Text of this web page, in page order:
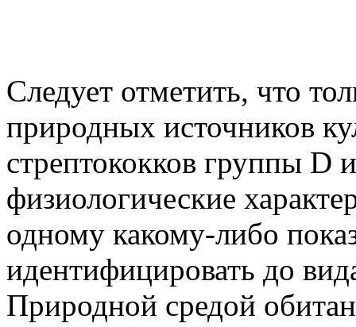
Следует отметить, что
природных источников
стрептококков группы D
физиологические
одному какому-либо
идентифицировать до
Природной средой